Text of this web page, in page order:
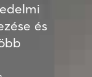
és